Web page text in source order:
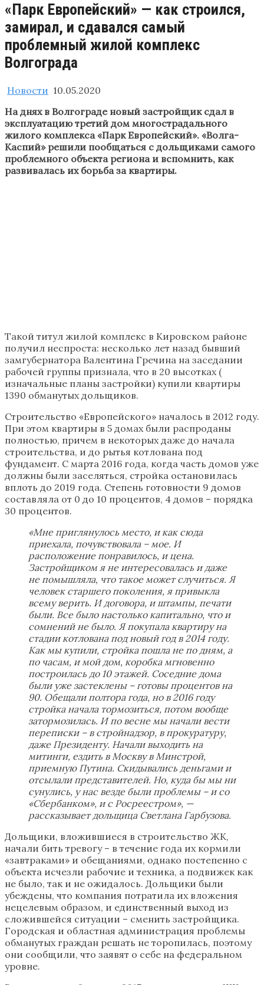
«Парк Европейский» — как строился,
замирал, и сдавался самый
проблемный жилой комплекс
Волгограда
Новости 10.05.2020
На днях в Волгограде новый застройщик сдал в
эксплуатацию третий дом многострадального
жилого комплекса «Парк Европейский». «Волга-
Каспий» решили пообщаться с дольщиками самого
проблемного объекта региона и вспомнить, как
развивалась их борьба за квартиры.
Такой титул жилой комплекс в Кировском районе
получил неспроста: несколько лет назад бывший
замгубернатора Валентина Гречина на заседании
рабочей группы признала, что в 20 высотках (
изначальные планы застройки) купили квартиры
1390 обманутых дольщиков.
Строительство «Европейского» началось в 2012 году.
При этом квартиры в 5 домах были распроданы
полностью, причем в некоторых даже до начала
строительства, и до рытья котлована под
фундамент. С марта 2016 года, когда часть домов уже
должны были заселяться, стройка остановилась
вплоть до 2019 года. Степень готовности 9 домов
составляла от 0 до 10 процентов, 4 домов – порядка
30 процентов.
«Мне приглянулось место, и как сюда
приехала, почувствовала – мое. И
расположение понравилось, и цена.
Застройщиком я не интересовалась и даже
не помышляла, что такое может случиться. Я
человек старшего поколения, я привыкла
всему верить. И договора, и штампы, печати
были. Все было настолько капитально, что и
сомнений не было. Я покупала квартиру на
стадии котлована под новый год в 2014 году.
Как мы купили, стройка пошла не по дням, а
по часам, и мой дом, коробка мгновенно
построилась до 10 этажей. Соседние дома
были уже застеклены – готовы процентов на
90. Обещали полтора года, но в 2016 году
стройка начала тормозиться, потом вообще
затормозилась. И по весне мы начали вести
переписки – в стройнадзор, в прокуратуру,
даже Президенту. Начали выходить на
митинги, ездить в Москву в Минстрой,
приемную Путина. Скидывались деньгами и
отсылали представителей. Но, куда бы мы ни
сунулись, у нас везде были проблемы – и со
«Сбербанком», и с Росреестром», —
рассказывает дольщица Светлана Гарбузова.
Дольщики, вложившиеся в строительство ЖК,
начали бить тревогу – в течение года их кормили
«завтраками» и обещаниями, однако постепенно с
объекта исчезли рабочие и техника, а подвижек как
не было, так и не ожидалось. Дольщики были
убеждены, что компания потратила их вложения
нецелевым образом, и единственный выход из
сложившейся ситуации – сменить застройщика.
Городская и областная администрация проблемы
обманутых граждан решать не торопилась, поэтому
они сообщили, что заявят о себе на федеральном
уровне.